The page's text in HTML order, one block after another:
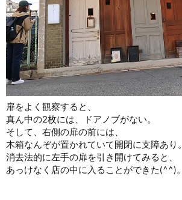
扉をよく観察すると、
真ん中の2枚には、ドアノブがない。
そして、右側の扉の前には、
木箱なんぞが置かれていて開閉に支障あり。
消去法的に左手の扉を引き開けてみると、
あっけなく店の中に入ることができた(^^)。